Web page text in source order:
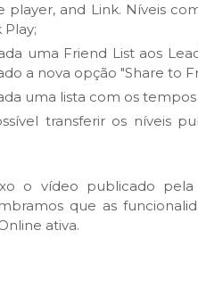
player, and Link. Níveis
uma Friend List aos
a nova opção "Share to
uma lista com os
transferir os níveis
o vídeo publicado
que as
ativa.